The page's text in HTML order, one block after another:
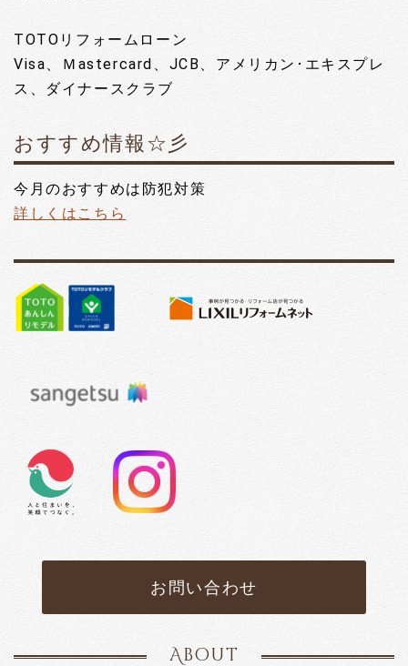
TOTOリフォームローン
Visa、Ｍastercard、JCB、アメリカン･エキスプレ
ス、ダイナースクラブ
おすすめ情報☆彡
今月のおすすめは防犯対策
詳しくはこちら
お問い合わせ
About